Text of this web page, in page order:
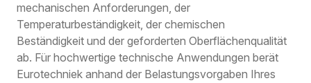
mechanischen Anforderungen, der
Temperaturbeständigkeit, der chemischen
Beständigkeit und der geforderten Oberflächenqualität
ab. Für hochwertige technische Anwendungen berät
Eurotechniek anhand der Belastungsvorgaben Ihres